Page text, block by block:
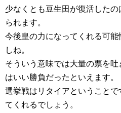
少なくとも豆生田が復活したの
られます。
今後皇の力になってくれる可
しね。
そういう意味では大量の票を
はいい勝負だったといえます。
選挙戦はリタイアということ
てくれるでしょう。